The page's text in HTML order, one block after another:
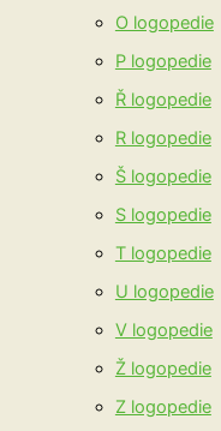
O logopedie
P logopedie
Ř logopedie
R logopedie
Š logopedie
S logopedie
T logopedie
U logopedie
V logopedie
Ž logopedie
Z logopedie